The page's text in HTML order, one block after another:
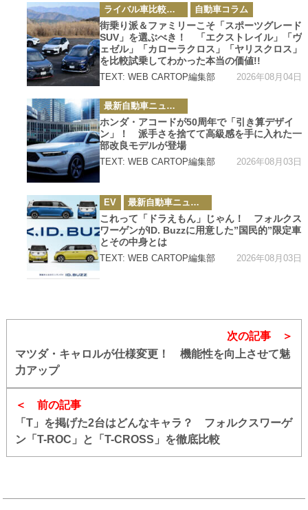
カ
テ
ゴ
リ
ー
ライバル車比較テスト 自動車コラム
街乗り派＆ファミリーこそ「スポーツグレード
SUV」を選ぶべき！ 「エクストレイル」「ヴ
ェゼル」「カローラクロス」「ヤリスクロス」
を比較試乗してわかった本当の価値!!
TEXT: WEB CARTOP編集部 2026年08月04日
カ
テ
ゴ
リ
ー
最新自動車ニュース
ホンダ・アコードが50周年で「引き算デザイ
ン」！ 派手さを捨てて高級感を手に入れた一
部改良モデルが登場
TEXT: WEB CARTOP編集部 2026年08月03日
カ
テ
ゴ
リ
ー
EV 最新自動車ニュース
これって「ドラえもん」じゃん！ フォルクス
ワーゲンがID. Buzzに用意した”国民的”限定車
とその中身とは
TEXT: WEB CARTOP編集部 2026年08月03日
前の記事
「T」を掲げた2台はどんなキャラ？ フォルクスワーゲ
ン「T-ROC」と「T-CROSS」を徹底比較
次の記事
マツダ・キャロルが仕様変更！ 機能性を向上させて魅
力アップ